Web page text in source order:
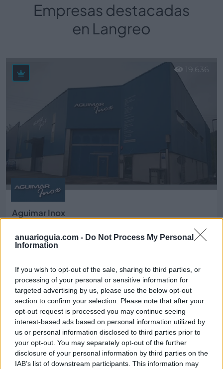
anuarioguia.com - Do Not Process My Personal
Information
If you wish to opt-out of the sale, sharing to third parties, or
processing of your personal or sensitive information for
targeted advertising by us, please use the below opt-out
section to confirm your selection. Please note that after your
opt-out request is processed you may continue seeing
interest-based ads based on personal information utilized by
us or personal information disclosed to third parties prior to
your opt-out. You may separately opt-out of the further
disclosure of your personal information by third parties on the
IAB’s list of downstream participants. This information may
Empresas destacadas
en Langreo
Aguimar Inox
Ver más
19.636